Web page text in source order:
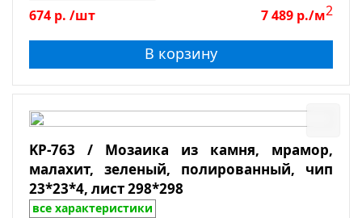
674 р. /шт 7 489 р./м2
В корзину
KP-763 / Мозаика из камня, мрамор,
малахит, зеленый, полированный, чип
23*23*4, лист 298*298
все характеристики